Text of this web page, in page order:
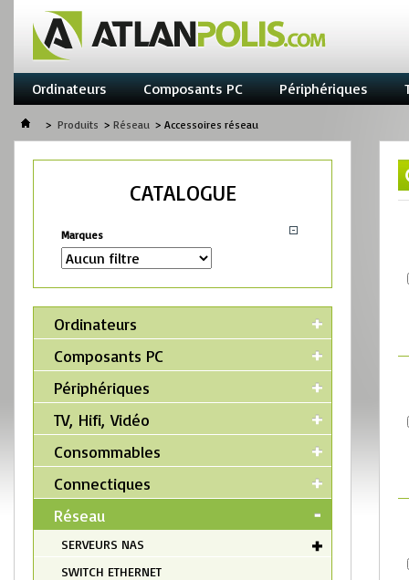
Ordinateurs Composants PC Périphériques
> Produits > Réseau > Accessoires réseau
CATALOGUE
Marques
Ordinateurs
Composants PC
Périphériques
TV, Hifi, Vidéo
Consommables
Connectiques
Réseau
SERVEURS NAS
SWITCH ETHERNET